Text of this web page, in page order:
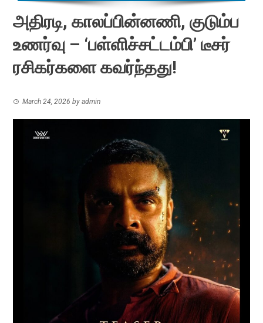
அதிரடி, காலப்பின்னணி, குடும்ப
உணர்வு – ‘பள்ளிச்சட்டம்பி’ டீசர்
ரசிகர்களை கவர்ந்தது!
March 24, 2026 byadmin